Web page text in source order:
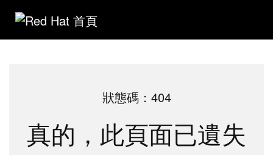
狀態碼：404
真的，此頁面已遺失